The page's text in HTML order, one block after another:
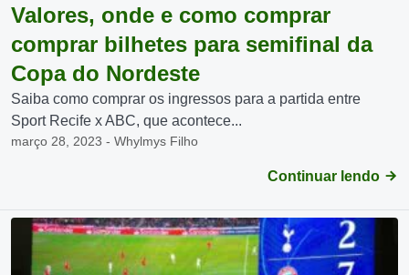
Valores, onde e como comprar
comprar bilhetes para semifinal da
Copa do Nordeste
Saiba como comprar os ingressos para a partida entre
Sport Recife x ABC, que acontece...
março 28, 2023 - Whylmys Filho
Continuar lendo